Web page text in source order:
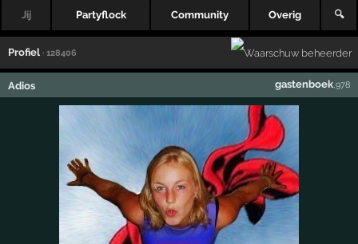
Jij Partyflock Community Overig 🔍
Profiel · 128406
Adios gastenboek,978